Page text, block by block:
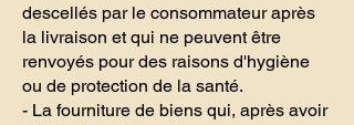
descellés par le consommateur après
la livraison et qui ne peuvent être
renvoyés pour des raisons d'hygiène
ou de protection de la santé.
- La fourniture de biens qui, après avoir